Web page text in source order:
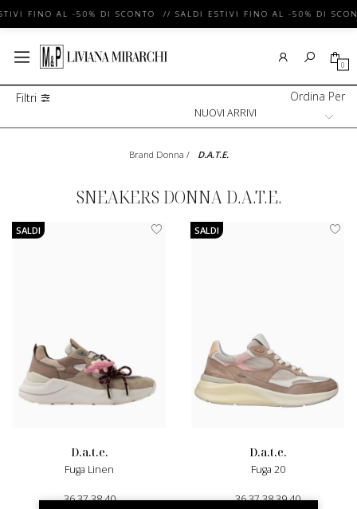
FINO AL -50% DI SCONTO // SALDI ESTIVI FINO AL -50% DI
0
Filtri Ordina Per
Brand Donna / D.A.T.E.
SNEAKERS DONNA D.A.T.E.
SALDI
d.a.t.e.
Fuga Linen
36 37 38 40
SALDI
d.a.t.e.
Fuga 20
36 37 38 39 40